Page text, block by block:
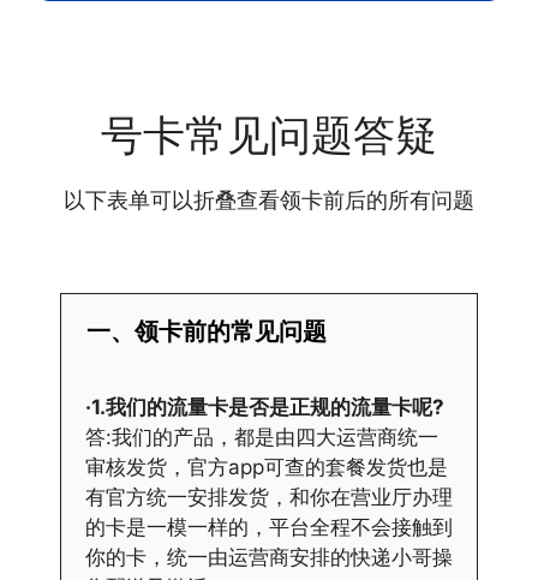
号卡常见问题答疑
以下表单可以折叠查看领卡前后的所有问题
一、领卡前的常见问题
·1.我们的流量卡是否是正规的流量卡呢?
答:我们的产品，都是由四大运营商统一
审核发货，官方app可查的套餐发货也是
有官方统一安排发货，和你在营业厅办理
的卡是一模一样的，平台全程不会接触到
你的卡，统一由运营商安排的快递小哥操